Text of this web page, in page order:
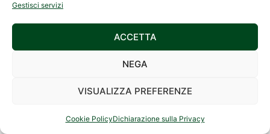
Gestisci servizi
ACCETTA
NEGA
VISUALIZZA PREFERENZE
Cookie PolicyDichiarazione sulla Privacy
– 42027 Montecchio
Emilia (RE) –
01158790350